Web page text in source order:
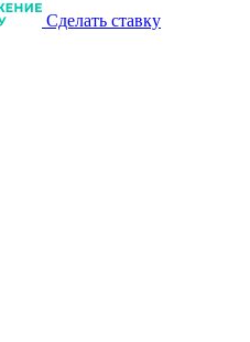
Сделать ставку